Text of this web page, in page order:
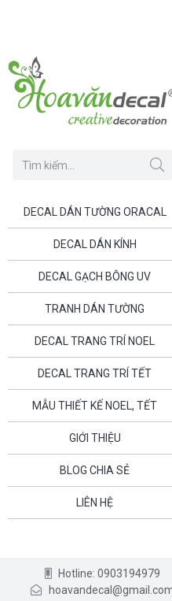
DECAL DÁN TƯỜNG ORACAL
DECAL DÁN KÍNH
DECAL GẠCH BÔNG UV
TRANH DÁN TƯỜNG
DECAL TRANG TRÍ NOEL
DECAL TRANG TRÍ TẾT
MẪU THIẾT KẾ NOEL, TẾT
GIỚI THIỆU
BLOG CHIA SẺ
LIÊN HỆ
Hotline: 0903194979